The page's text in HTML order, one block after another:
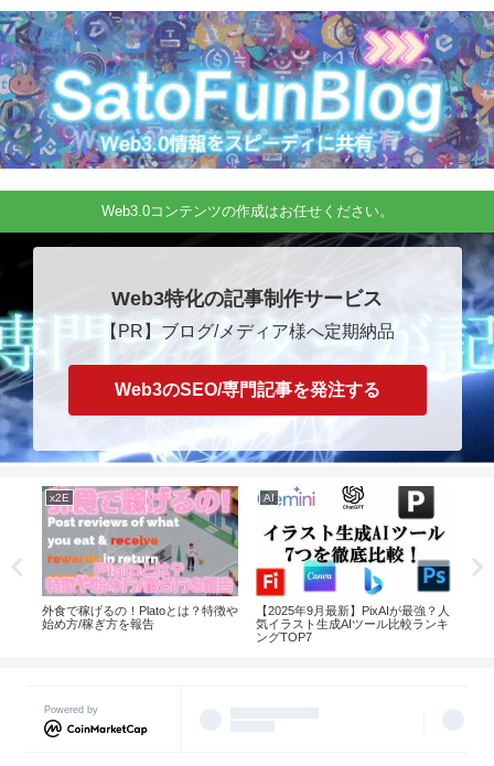
Web3.0コンテンツの作成はお任せください。
Web3特化の記事制作サービス
【PR】ブログ/メディア様へ定期納品
Web3のSEO/専門記事を発注する
x2E
外食で稼げるの！Platoとは？特徴や
始め方/稼ぎ方を報告
AI
【2025年9月最新】PixAIが最強？人
気イラスト生成AIツール比較ランキ
ングTOP7
Powered by